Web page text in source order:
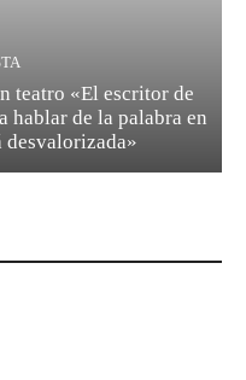
teatro «El escritor de
hablar de la palabra en
desvalorizada»